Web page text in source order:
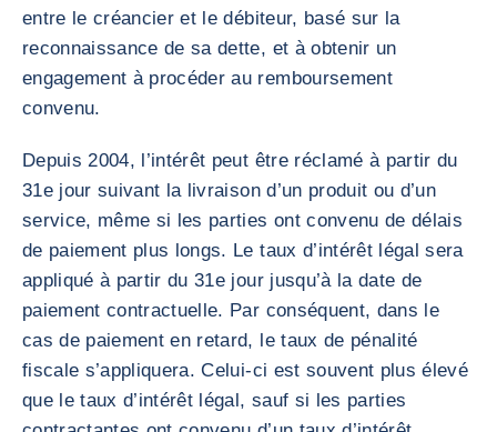
entre le créancier et le débiteur, basé sur la
reconnaissance de sa dette, et à obtenir un
engagement à procéder au remboursement
convenu.
Depuis 2004, l’intérêt peut être réclamé à partir du
31e jour suivant la livraison d’un produit ou d’un
service, même si les parties ont convenu de délais
de paiement plus longs. Le taux d’intérêt légal sera
appliqué à partir du 31e jour jusqu’à la date de
paiement contractuelle. Par conséquent, dans le
cas de paiement en retard, le taux de pénalité
fiscale s’appliquera. Celui-ci est souvent plus élevé
que le taux d’intérêt légal, sauf si les parties